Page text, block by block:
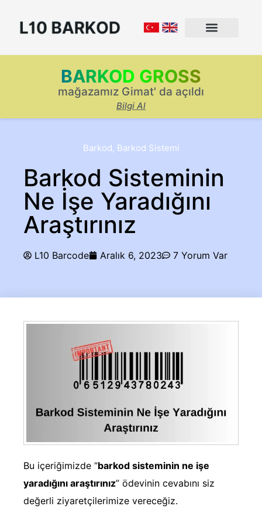
BARKOD GROSS
mağazamız Gimat' da açıldı
Bilgi Al
Barkod, Barkod Sistemi
Barkod Sisteminin
Ne İşe Yaradığını
Araştırınız
L10 Barcode Aralık 6, 2023 7 Yorum Var
Bu içeriğimizde “barkod sisteminin ne işe
yaradığını araştırınız” ödevinin cevabını siz
değerli ziyaretçilerimize vereceğiz.